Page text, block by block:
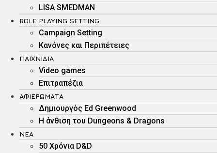
LISA SMEDMAN
ROLE PLAYING SETTING
Campaign Setting
Kανόνες και Περιπέτειες
ΠΑΙΧΝΊΔΙΑ
Video games
Επιτραπέζια
ΑΦΙΕΡΏΜΑΤΑ
Δημιουργός Ed Greenwood
Η άνθιση του Dungeons & Dragons
ΝΕΑ
50 Χρόνια D&D